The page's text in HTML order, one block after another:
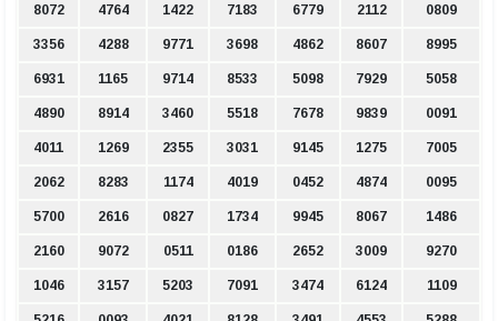
8072 4764 1422 7183 6779 2112 0809
3356 4288 9771 3698 4862 8607 8995
6931 1165 9714 8533 5098 7929 5058
4890 8914 3460 5518 7678 9839 0091
4011 1269 2355 3031 9145 1275 7005
2062 8283 1174 4019 0452 4874 0095
5700 2616 0827 1734 9945 8067 1486
2160 9072 0511 0186 2652 3009 9270
1046 3157 5203 7091 3474 6124 1109